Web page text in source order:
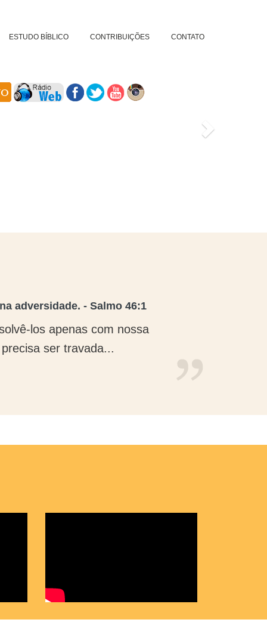
ESTUDO BÍBLICO CONTRIBUIÇÕES CONTATO
adversidade. - Salmo 46:1
los apenas com nossa
ser travada...